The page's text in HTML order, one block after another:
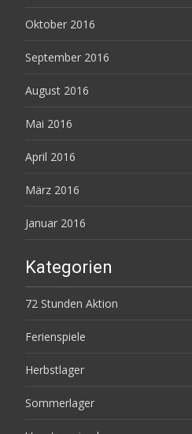
Oktober 2016
September 2016
August 2016
Mai 2016
April 2016
März 2016
Januar 2016
Kategorien
72 Stunden Aktion
Ferienspiele
Herbstlager
Sommerlager